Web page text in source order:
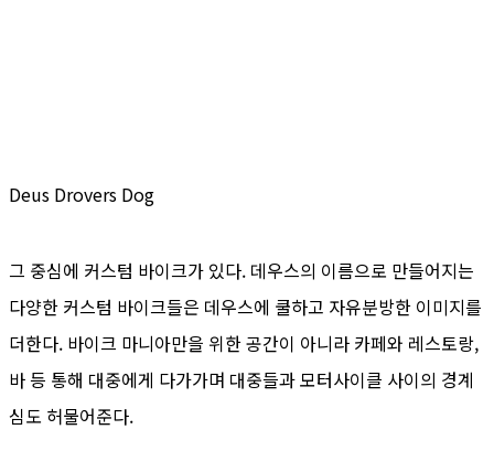
Deus Drovers Dog
그 중심에 커스텀 바이크가 있다. 데우스의 이름으로 만들어지는
다양한 커스텀 바이크들은 데우스에 쿨하고 자유분방한 이미지를
더한다. 바이크 마니아만을 위한 공간이 아니라 카페와 레스토랑,
바 등 통해 대중에게 다가가며 대중들과 모터사이클 사이의 경계
심도 허물어준다.